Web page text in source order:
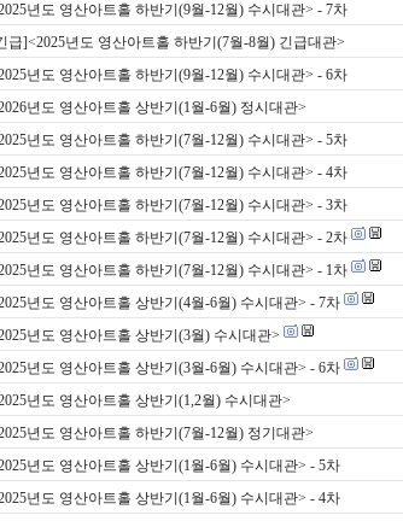
년도 영산아트홀 하반기(9월-12월) 수시대관> - 7차
급]<2025년도 영산아트홀 하반기(7월-8월) 긴급대관>
년도 영산아트홀 하반기(9월-12월) 수시대관> - 6차
년도 영산아트홀 상반기(1월-6월) 정시대관>
년도 영산아트홀 하반기(7월-12월) 수시대관> - 5차
년도 영산아트홀 하반기(7월-12월) 수시대관> - 4차
년도 영산아트홀 하반기(7월-12월) 수시대관> - 3차
년도 영산아트홀 하반기(7월-12월) 수시대관> - 2차
년도 영산아트홀 하반기(7월-12월) 수시대관> - 1차
년도 영산아트홀 상반기(4월-6월) 수시대관> - 7차
년도 영산아트홀 상반기(3월) 수시대관>
년도 영산아트홀 상반기(3월-6월) 수시대관> - 6차
년도 영산아트홀 상반기(1,2월) 수시대관>
년도 영산아트홀 하반기(7월-12월) 정기대관>
년도 영산아트홀 상반기(1월-6월) 수시대관> - 5차
년도 영산아트홀 상반기(1월-6월) 수시대관> - 4차